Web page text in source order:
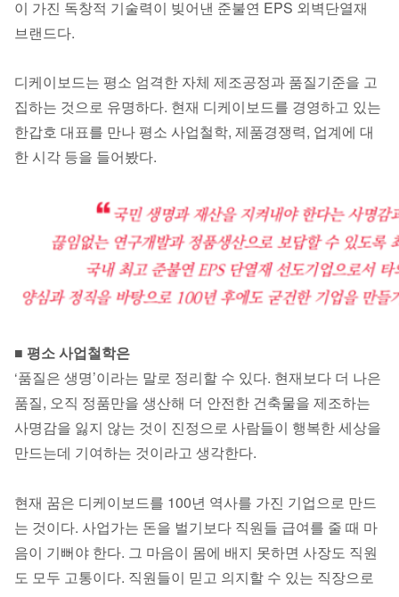
이 가진 독창적 기술력이 빚어낸 준불연 EPS 외벽단열재
브랜드다.
디케이보드는 평소 엄격한 자체 제조공정과 품질기준을 고
집하는 것으로 유명하다. 현재 디케이보드를 경영하고 있는
한갑호 대표를 만나 평소 사업철학, 제품경쟁력, 업계에 대
한 시각 등을 들어봤다.
■ 평소 사업철학은
‘품질은 생명’이라는 말로 정리할 수 있다. 현재보다 더 나은
품질, 오직 정품만을 생산해 더 안전한 건축물을 제조하는
사명감을 잃지 않는 것이 진정으로 사람들이 행복한 세상을
만드는데 기여하는 것이라고 생각한다.
현재 꿈은 디케이보드를 100년 역사를 가진 기업으로 만드
는 것이다. 사업가는 돈을 벌기보다 직원들 급여를 줄 때 마
음이 기뻐야 한다. 그 마음이 몸에 배지 못하면 사장도 직원
도 모두 고통이다. 직원들이 믿고 의지할 수 있는 직장으로